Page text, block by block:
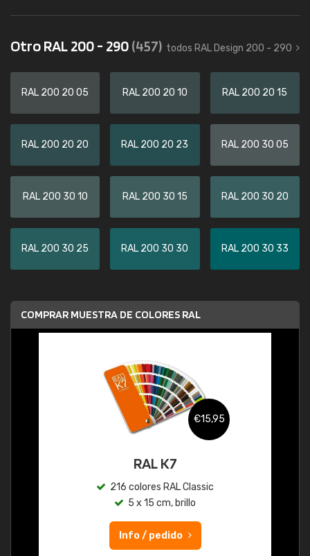
Otro RAL 200 - 290(457) todos RAL Design 200 - 290
RAL 200 20 05 RAL 200 20 10 RAL 200 20 15
RAL 200 20 20 RAL 200 20 23 RAL 200 30 05
RAL 200 30 10 RAL 200 30 15 RAL 200 30 20
RAL 200 30 25 RAL 200 30 30 RAL 200 30 33
COMPRAR MUESTRA DE COLORES RAL
€15,95
RAL K7
216 colores RAL Classic
5 x 15 cm, brillo
Info / pedido